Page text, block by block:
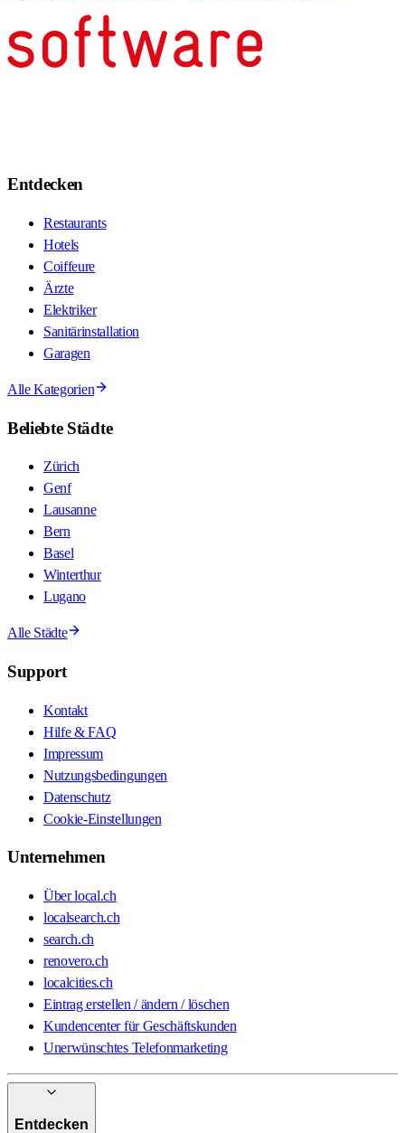
Entdecken
Restaurants
Hotels
Coiffeure
Ärzte
Elektriker
Sanitärinstallation
Garagen
Alle Kategorien
Beliebte Städte
Zürich
Genf
Lausanne
Bern
Basel
Winterthur
Lugano
Alle Städte
Support
Kontakt
Hilfe & FAQ
Impressum
Nutzungsbedingungen
Datenschutz
Cookie-Einstellungen
Unternehmen
Über local.ch
localsearch.ch
search.ch
renovero.ch
localcities.ch
Eintrag erstellen / ändern / löschen
Kundencenter für Geschäftskunden
Unerwünschtes Telefonmarketing
Entdecken